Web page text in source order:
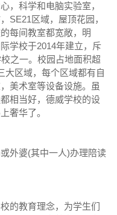
，科学和电脑实验室，
SE21区域，屋顶花园，
每间教室都宽敞，明
学校于2014年建立，斥
之一。校园占地⾯积超
大区域，每个区域都有⾃
美术室等设备设施。虽
相当好，德威学校的设
奢华了。
外婆(其中一人)办理陪读
的教育理念，为学生们